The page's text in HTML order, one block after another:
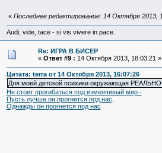
« Последнее редактирование: 14 Октября 2013,
Audi, vide, tace - si vis vivere in pace.
Re: ИГРА В БИСЕР
« Ответ #9 : 14 Октября 2013, 18:03:21 »
Цитата: terra от 14 Октября 2013, 16:07:26
Для моей детской психики окружающая
Не стоит прогибаться под изменчивый мир -
Пусть лучше он прогнется под нас,
Однажды он прогнется под нас